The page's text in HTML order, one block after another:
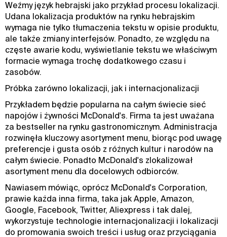
Weźmy język hebrajski jako przykład procesu lokalizacji.
Udana lokalizacja produktów na rynku hebrajskim
wymaga nie tylko tłumaczenia tekstu w opisie produktu,
ale także zmiany interfejsów. Ponadto, ze względu na
częste awarie kodu, wyświetlanie tekstu we właściwym
formacie wymaga trochę dodatkowego czasu i
zasobów.
Próbka zarówno lokalizacji, jak i internacjonalizacji
Przykładem będzie popularna na całym świecie sieć
napojów i żywności McDonald's. Firma ta jest uważana
za bestseller na rynku gastronomicznym. Administracja
rozwinęła kluczowy asortyment menu, biorąc pod uwagę
preferencje i gusta osób z różnych kultur i narodów na
całym świecie. Ponadto McDonald's zlokalizował
asortyment menu dla docelowych odbiorców.
Nawiasem mówiąc, oprócz McDonald's Corporation,
prawie każda inna firma, taka jak Apple, Amazon,
Google, Facebook, Twitter, Aliexpress i tak dalej,
wykorzystuje technologie internacjonalizacji i lokalizacji
do promowania swoich treści i usług oraz przyciągania